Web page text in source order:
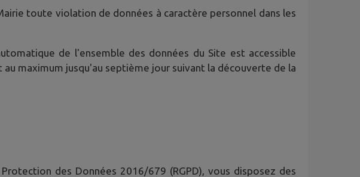
toute violation de données à caractère personnel dans les
de l'ensemble des données du Site est accessible
maximum jusqu'au septième jour suivant la découverte de la
des Données 2016/679 (RGPD), vous disposez des